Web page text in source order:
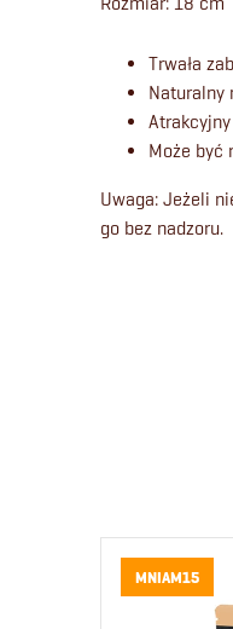
Trwała
Naturalny
Może być
Uwaga: Jeżeli
go bez nadzoru.
MNIAM15